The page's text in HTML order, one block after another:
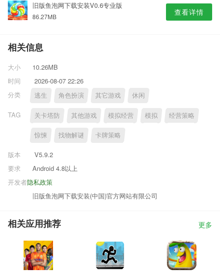
旧版鱼泡网下载安装V0.6专业版
86.27MB 查看详情
相关信息
大小
10.26MB
时间
2026-08-07 22:26
分类
逃生 角色扮演 其它游戏 休闲
TAG 关卡塔防 其他游戏 模拟经营 模拟 经营策略
惊悚 找物解谜 卡牌策略
版本
V5.9.2
要求
Android 4.8以上
隐私政策
开发者
旧版鱼泡网下载安装(中国)官方网站有限公司
相关应用推荐 更多